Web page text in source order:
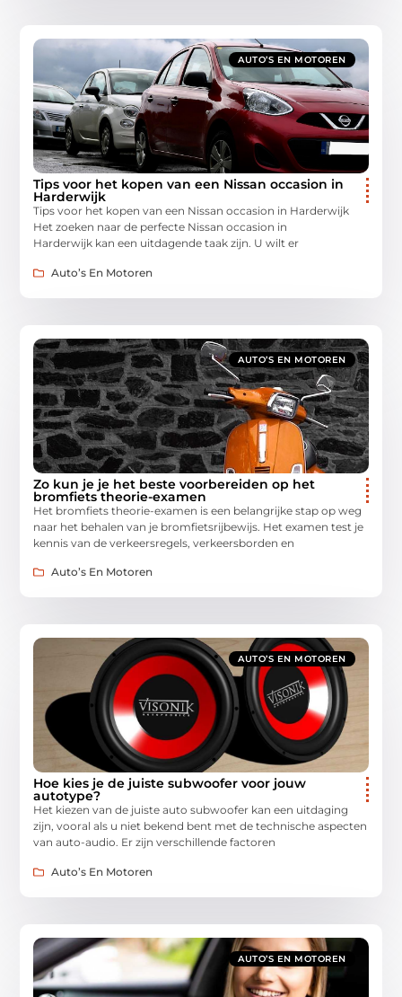
AUTO’S EN MOTOREN
Tips voor het kopen van een Nissan occasion in
Harderwijk
Tips voor het kopen van een Nissan occasion in Harderwijk
Het zoeken naar de perfecte Nissan occasion in
Harderwijk kan een uitdagende taak zijn. U wilt er
Auto’s En Motoren
AUTO’S EN MOTOREN
Zo kun je je het beste voorbereiden op het
bromfiets theorie-examen
Het bromfiets theorie-examen is een belangrijke stap op weg
naar het behalen van je bromfietsrijbewijs. Het examen test je
kennis van de verkeersregels, verkeersborden en
Auto’s En Motoren
AUTO’S EN MOTOREN
Hoe kies je de juiste subwoofer voor jouw
autotype?
Het kiezen van de juiste auto subwoofer kan een uitdaging
zijn, vooral als u niet bekend bent met de technische aspecten
van auto-audio. Er zijn verschillende factoren
Auto’s En Motoren
AUTO’S EN MOTOREN